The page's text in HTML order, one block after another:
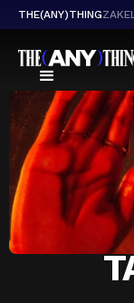
THE(ANY)THING